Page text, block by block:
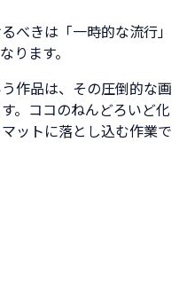
べきは「一時的な流行」
ります。
作品は、その圧倒的な画
。ココのねんどろいど化
ットに落とし込む作業で